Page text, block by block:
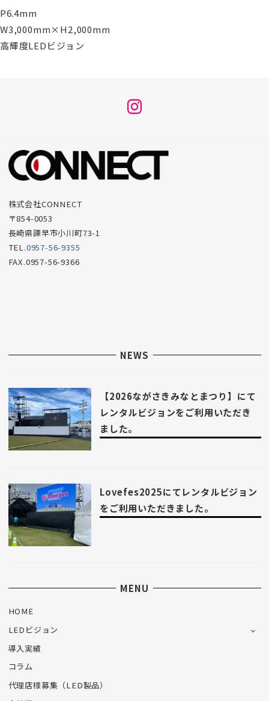
P6.4mm
W3,000mm×H2,000mm
高輝度LEDビジョン
メ
ー
項
株式会社CONNECT
〒854-0053
長崎県諫早市小川町73-1
TEL.0957-56-9355
FAX.0957-56-9366
NEWS
【2026ながさきみなとまつり】にて
レンタルビジョンをご利用いただき
ました。
Lovefes2025にてレンタルビジョン
をご利用いただきました。
MENU
HOME
LEDビジョン
導入実績
コラム
代理店様募集（LED製品）